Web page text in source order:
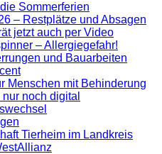
Sommerferien
– Restplätze und Absagen
jetzt auch per Video
– Allergiegefahr!
und Bauarbeiten
Menschen mit Behinderung
noch digital
Tierheim im Landkreis